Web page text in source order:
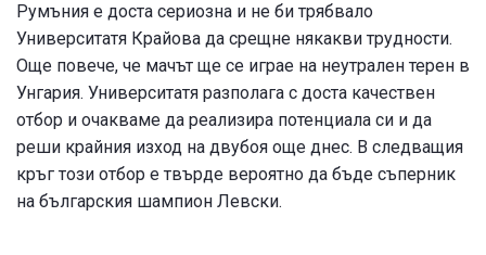
Румъния е доста сериозна и не би трябвало
Университатя Крайова да срещне някакви трудности.
Още повече, че мачът ще се играе на неутрален терен в
Унгария. Университатя разполага с доста качествен
отбор и очакваме да реализира потенциала си и да
реши крайния изход на двубоя още днес. В следващия
кръг този отбор е твърде вероятно да бъде съперник
на българския шампион Левски.